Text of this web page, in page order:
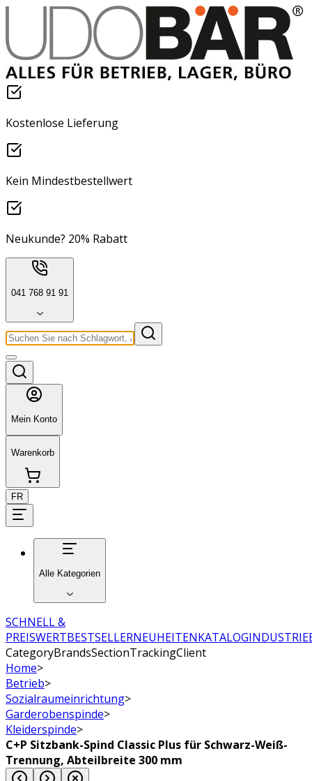
Kostenlose Lieferung
Kein Mindestbestellwert
Neukunde? 20% Rabatt
041 768 91 91
Mein Konto
Warenkorb
FR
Alle Kategorien
SCHNELL &
PREISWERTBESTSELLERNEUHEITENKATALOG
CategoryBrandsSectionTrackingClient
Home>
Betrieb>
Sozialraumeinrichtung>
Garderobenspinde>
Kleiderspinde>
C+P Sitzbank-Spind Classic Plus für Schwarz-Weiß-
Trennung, Abteilbreite 300 mm